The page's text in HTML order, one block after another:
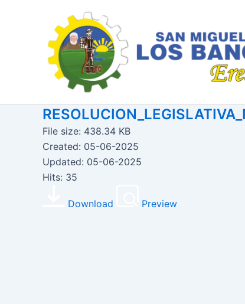
File size: 438.34 KB
Created: 05-06-2025
Updated: 05-06-2025
Hits: 35
Download Preview